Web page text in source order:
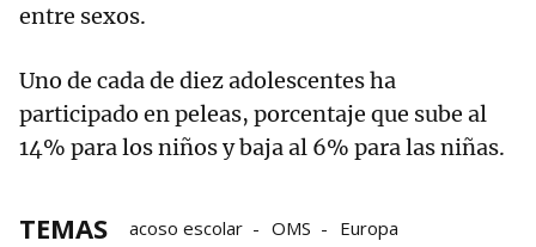
entre sexos.
Uno de cada de diez adolescentes ha
participado en peleas, porcentaje que sube al
14% para los niños y baja al 6% para las niñas.
TEMAS acoso escolar OMS Europa